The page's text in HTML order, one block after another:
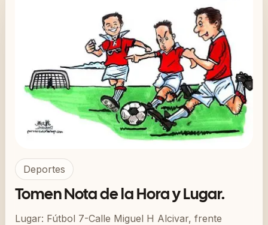
Deportes
Tomen Nota de la Hora y Lugar.
Lugar: Fútbol 7-Calle Miguel H Alcivar, frente